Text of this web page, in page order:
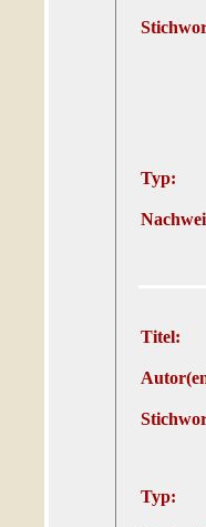
Typ:
Titel:
Typ: